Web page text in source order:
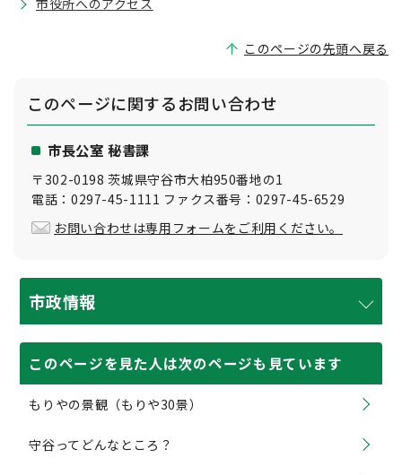
市役所へのアクセス
このページの先頭へ戻る
このページに関するお問い合わせ
市長公室 秘書課
〒302-0198 茨城県守谷市大柏950番地の1
電話：0297-45-1111 ファクス番号：0297-45-6529
お問い合わせは専用フォームをご利用ください。
市政情報
このページを見た人は次のページも見ています
もりやの景観（もりや30景）
守谷ってどんなところ？